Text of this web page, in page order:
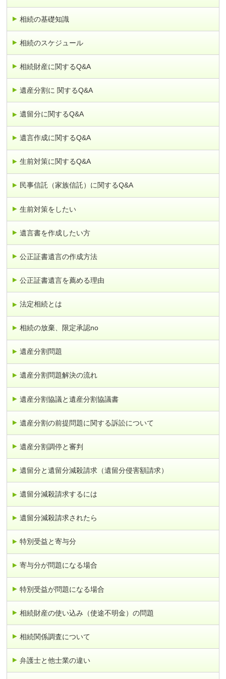
相続の基礎知識
相続のスケジュール
相続財産に関するQ&A
遺産分割に 関するQ&A
遺留分に関するQ&A
遺言作成に関するQ&A
生前対策に関するQ&A
民事信託（家族信託）に関するQ&A
生前対策をしたい
遺言書を作成したい方
公正証書遺言の作成方法
公正証書遺言を薦める理由
法定相続とは
相続の放棄、限定承認no
遺産分割問題
遺産分割問題解決の流れ
遺産分割協議と遺産分割協議書
遺産分割の前提問題に関する訴訟について
遺産分割調停と審判
遺留分と遺留分減殺請求（遺留分侵害額請求）
遺留分減殺請求するには
遺留分減殺請求されたら
特別受益と寄与分
寄与分が問題になる場合
特別受益が問題になる場合
相続財産の使い込み（使途不明金）の問題
相続関係調査について
弁護士と他士業の違い